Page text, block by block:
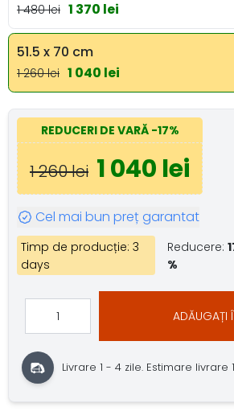
1 480 lei 1 370 lei
51.5 x 70 cm
1 260 lei 1 040 lei
REDUCERI DE VARĂ -17%
1 260 lei 1 040 lei
Cel mai bun preț garantat
Timp de producție: 3
days
Reducere:
%
ADĂUGAȚI
Livrare 1 - 4 zile. Estimare livrare